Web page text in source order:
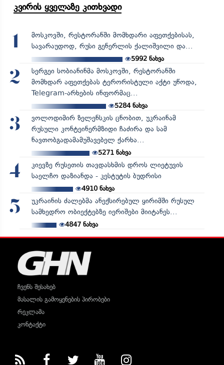
კვირის ყველაზე კითხვადი
1
მოსკოვში, რესტორანში მომხდარი აფეთქებისას,
სავარაუდოდ, რუსი გენერლის ქალიშვილი და...
5992 ნახვა
2
სერგეი სობიანინმა მოსკოვში, რესტორანში
მომხდარ აფეთქებას ტერორისტული აქტი უწოდა,
Telegram-არხების ინფორმაც...
5284ნახვა
3
ვოლოდიმირ ზელენსკის ცნობით, უკრაინამ
რუსული კონტეინერმზიდი ჩაძირა და სამ
ნავთობგადამამუშავებელ ქარხა...
5271ნახვა
4
კიევზე რუსეთის თავდასხმის დროს ლიეტუვის
საელჩო დაზიანდა - კესტუტის ბუდრისი
4910ნახვა
5
უკრაინის ძალებმა ანექსირებულ ყირიმში რუსულ
სამხედრო ობიექტებზე იერიშები მიიტანეს...
4847ნახვა
ჩვენს შესახებ
მასალის გამოყენების პირობები
რეკლამა
კონტაქტი